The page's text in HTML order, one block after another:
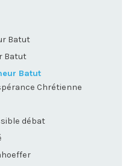
Batut
Batut
Batut
Chrétienne
débat